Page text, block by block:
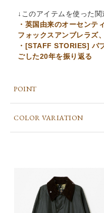
↓このアイテムを使った
・英国由来のオーセンテ
フォックスアンブレラズ
・[STAFF STORIES] バ
ごした20年を振り返る
POINT
COLOR VARIATION